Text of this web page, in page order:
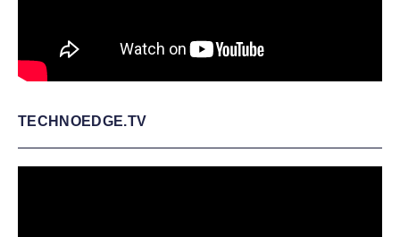
TECHNOEDGE.TV